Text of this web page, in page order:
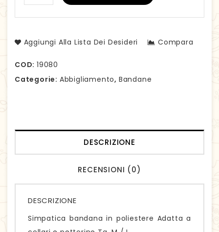
Aggiungi Alla Lista Dei Desideri Compara
COD: 19080
Categorie: Abbigliamento, Bandane
DESCRIZIONE
RECENSIONI (0)
DESCRIZIONE
Simpatica bandana in poliestere Adatta a